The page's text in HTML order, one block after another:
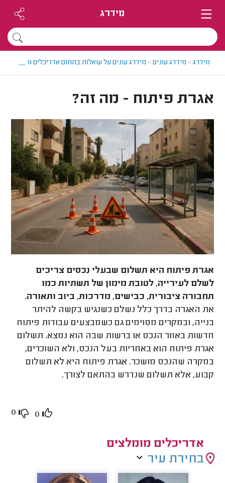
מידרג
מידרג> מידרג עונים> מידרג עונים על שאלות בתחום אדריכלים והנדסאי
...
אגרת פיתוח - מה זה?
אגרת פיתוח היא תשלום שבעלי נכסים צריכים
לשלם לעירייה, לטובת מימון של תשתיות כמו
תחבורה ציבורית, כבישים, מדרכות, ביוב ותאורה.
את האגרה בדרך כלל נשלם כשנגיש בקשה להיתר
בנייה, ובמקרים מסוימים גם כשמבצעים עבודות פיתוח
חדשות באזור הנכס או ברשות שבה הוא נמצא. תשלום
אגרת פיתוח הוא באחריות בעל הנכס, ולא השוכרים,
במקרה שהנכס מושכר. אגרת פיתוח היא לא תשלום
קבוע, אלא תשלום שנדרש בהתאם לצורך.
0
0
אדריכלים מומלצים
בחירת עיר